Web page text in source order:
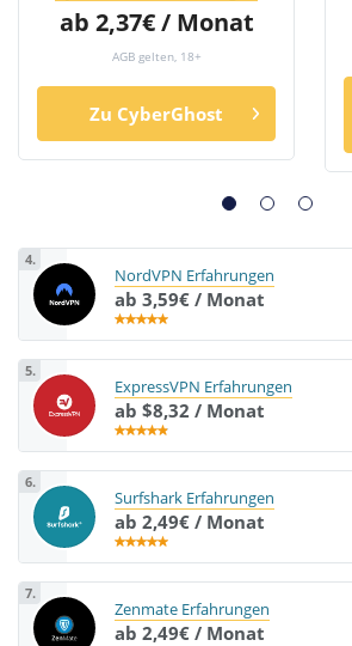
ab 2,37€ / Monat
AGB gelten, 18+
Zu CyberGhost
4.
NordVPN Erfahrungen
ab 3,59€ / Monat
5.
ExpressVPN Erfahrungen
ab $8,32 / Monat
6.
Surfshark Erfahrungen
ab 2,49€ / Monat
7.
Zenmate Erfahrungen
ab 2,49€ / Monat